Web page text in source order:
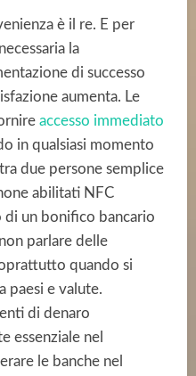
è il re. E per
la
di successo
aumenta. Le
accesso immediato
in qualsiasi momento
due persone semplice
abilitati NFC
di un bonifico bancario
parlare delle
quando si
paesi e valute.
di denaro
essenziale nel
le banche nel